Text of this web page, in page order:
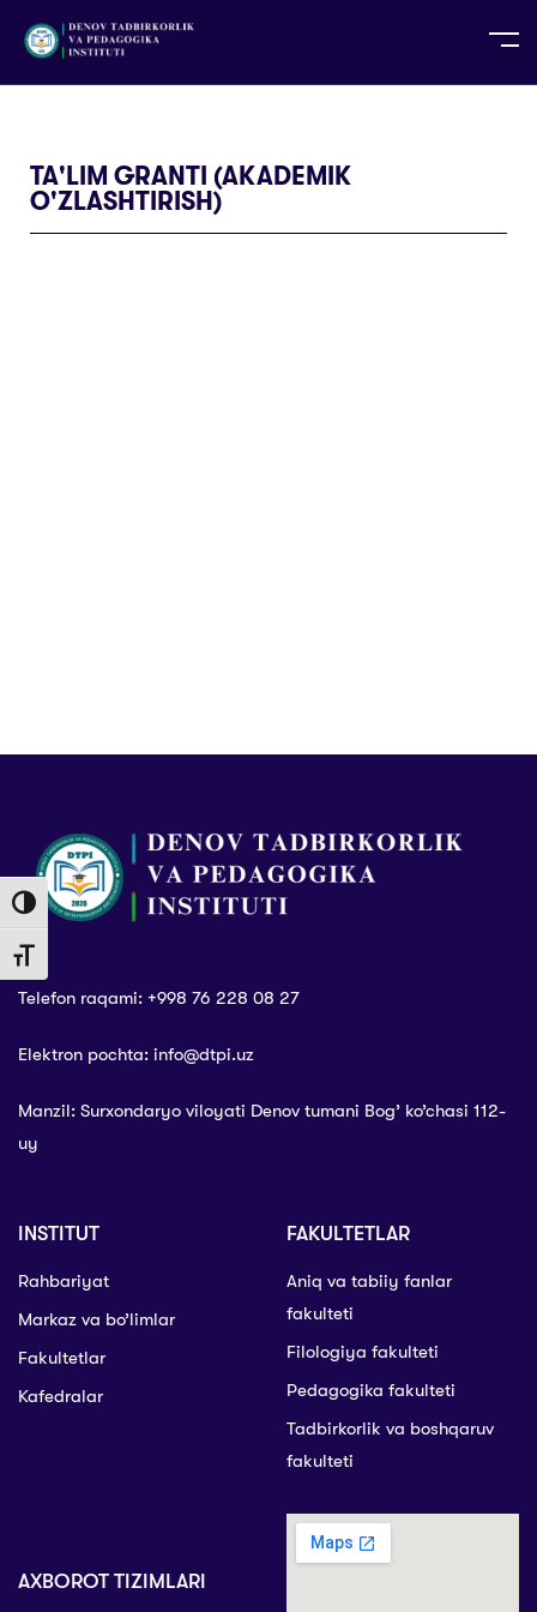
Toggle High Contrast
Toggle Font size
TG TR
TA'LIM GRANTI (AKADEMIK
O'ZLASHTIRISH)​
Telefon raqami: +998 76 228 08 27
Elektron pochta: info@dtpi.uz
Manzil: Surxondaryo viloyati Denov tumani Bog’ ko’chasi 112-
uy
INSTITUT
Rahbariyat
Markaz va bo’limlar
Fakultetlar
Kafedralar
FAKULTETLAR
Aniq va tabiiy fanlar
fakulteti
Filologiya fakulteti
Pedagogika fakulteti
Tadbirkorlik va boshqaruv
fakulteti
AXBOROT TIZIMLARI